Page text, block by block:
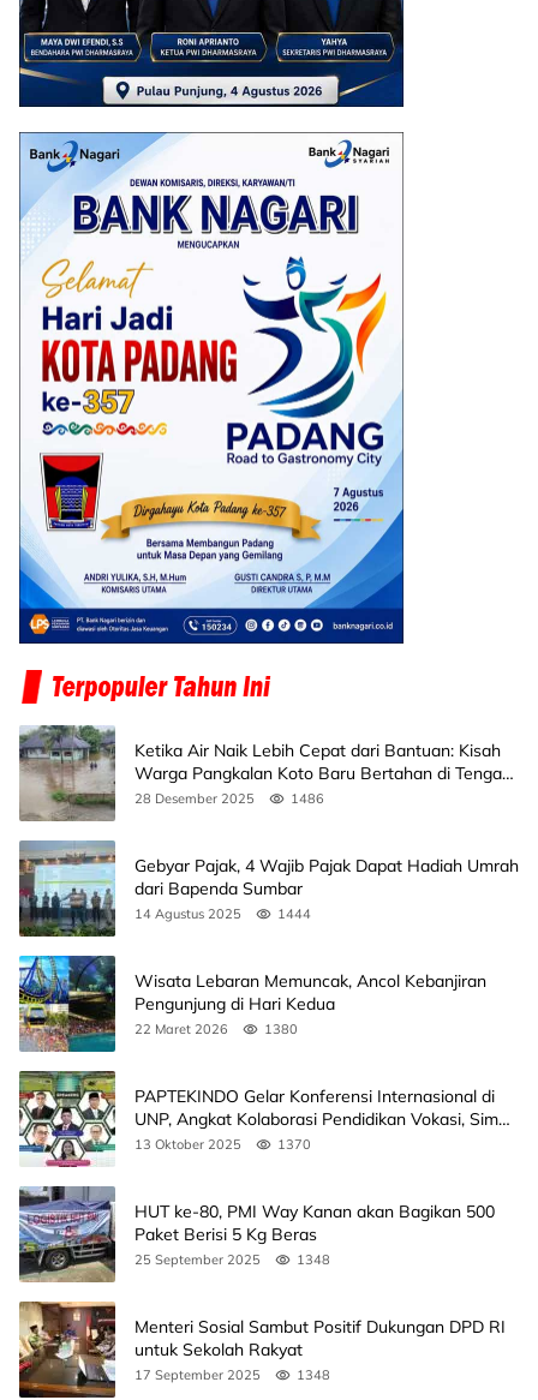
Ketika Air Naik Lebih Cepat dari Bantuan: Kisah
Warga Pangkalan Koto Baru Bertahan di Tengah
Banjir
28 Desember 2025 1486
Gebyar Pajak, 4 Wajib Pajak Dapat Hadiah Umrah
dari Bapenda Sumbar
14 Agustus 2025 1444
Wisata Lebaran Memuncak, Ancol Kebanjiran
Pengunjung di Hari Kedua
22 Maret 2026 1380
PAPTEKINDO Gelar Konferensi Internasional di
UNP, Angkat Kolaborasi Pendidikan Vokasi, Simak
Agendanya
13 Oktober 2025 1370
HUT ke-80, PMI Way Kanan akan Bagikan 500
Paket Berisi 5 Kg Beras
25 September 2025 1348
Menteri Sosial Sambut Positif Dukungan DPD RI
untuk Sekolah Rakyat
17 September 2025 1348